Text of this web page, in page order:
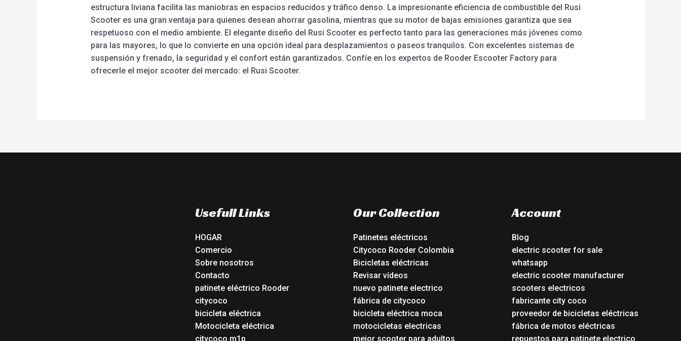
estructura liviana facilita las maniobras en espacios reducidos y tráfico denso. La impresionante eficiencia de combustible del Rusi
Scooter es una gran ventaja para quienes desean ahorrar gasolina, mientras que su motor de bajas emisiones garantiza que sea
respetuoso con el medio ambiente. El elegante diseño del Rusi Scooter es perfecto tanto para las generaciones más jóvenes como
para las mayores, lo que lo convierte en una opción ideal para desplazamientos o paseos tranquilos. Con excelentes sistemas de
suspensión y frenado, la seguridad y el confort están garantizados. Confíe en los expertos de Rooder Escooter Factory para
ofrecerle el mejor scooter del mercado: el Rusi Scooter.
Usefull Links
HOGAR
Comercio
Sobre nosotros
Contacto
patinete eléctrico Rooder
citycoco
bicicleta eléctrica
Motocicleta eléctrica
citycoco m1p
Our Collection
Patinetes eléctricos
Citycoco Rooder Colombia
Bicicletas eléctricas
Revisar vídeos
nuevo patinete electrico
fábrica de citycoco
bicicleta eléctrica moca
motocicletas electricas
mejor scooter para adultos
Account
Blog
electric scooter for sale
whatsapp
electric scooter manufacturer
scooters electricos
fabricante city coco
proveedor de bicicletas eléctricas
fábrica de motos eléctricas
repuestos para patinete electrico